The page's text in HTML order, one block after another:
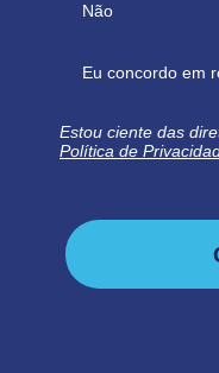
Não
Eu concordo em
Estou ciente das
Política de